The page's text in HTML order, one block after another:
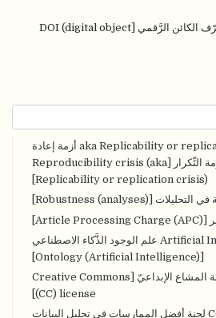
aka Replicability or replication crisis أزمة إعادة
الإنتاج أو أزمة التِّكرار [Reproducibility crisis (aka
Replicability or replication crisis)]
Artificial Intelligence علم الوجود الذَّكاء الاصطناعي
[Ontology (Artificial Intelligence)]
CC license رخصة المشاع الإبداعيّ [Creative Commons
(CC) license]
COBIDAS لجنة أفضل الممارسات في تحليل البيانات
digital object identifier معرّف الكائن الرَّقمي [DOI (digital object